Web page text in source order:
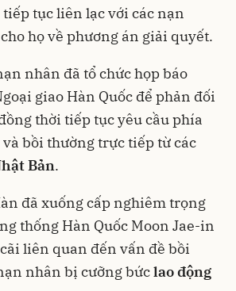
tiếp tục liên lạc với các nạn
họ về phương án giải quyết.
nhân đã tổ chức họp báo
giao Hàn Quốc để phản đối
thời tiếp tục yêu cầu phía
bồi thường trực tiếp từ các
Bản.
đã xuống cấp nghiêm trọng
thống Hàn Quốc Moon Jae-in
liên quan đến vấn đề bồi
nhân bị cưỡng bứclao động